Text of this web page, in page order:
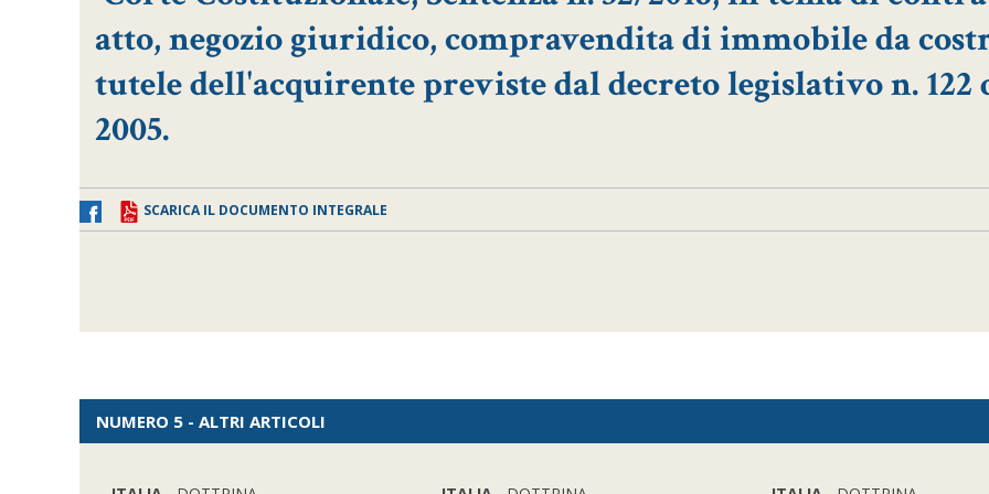
atto, negozio giuridico, compravendita di immobile da
tutele dell'acquirente previste dal decreto legislativo n. 122
2005.
SCARICA IL DOCUMENTO INTEGRALE
NUMERO 5 - ALTRI ARTICOLI